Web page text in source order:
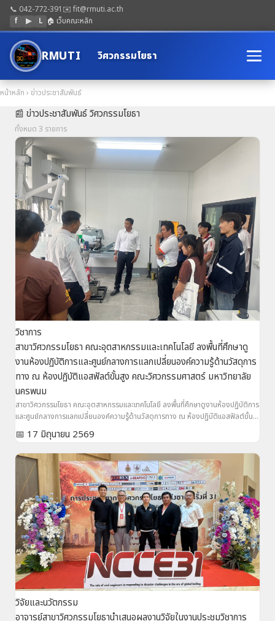
📞 042-772-391 ✉️ fit@rmuti.ac.th
f ▶ L 🏠 เว็บคณะหลัก
RMUTI วิศวกรรมโยธา
หน้าหลัก › ข่าวประชาสัมพันธ์
📰 ข่าวประชาสัมพันธ์ วิศวกรรมโยธา
ทั้งหมด 3 รายการ
วิชาการ
สาขาวิศวกรรมโยธา คณะอุตสาหกรรมและเทคโนโลยี ลงพื้นที่ศึกษาดู
งานห้องปฏิบัติการและศูนย์กลางการแลกเปลี่ยนองค์ความรู้ด้านวัสดุการ
ทาง ณ ห้องปฏิบัติแอสฟัลต์ขั้นสูง คณะวิศวกรรมศาสตร์ มหาวิทยาลัย
นครพนม
สาขาวิศวกรรมโยธา คณะอุตสาหกรรมและเทคโนโลยี ลงพื้นที่ศึกษาดูงานห้องปฏิบัติการ
และศูนย์กลางการแลกเปลี่ยนองค์ความรู้ด้านวัสดุการทาง ณ ห้องปฏิบัติแอสฟัลต์ขั้น
สูง คณะวิศวกรรมศาสตร์ มหาวิทยาลัยนครพนม
📅 17 มิถุนายน 2569
วิจัยและนวัตกรรม
อาจารย์สาขาวิศวกรรมโยธานำเสนอผลงานวิจัยในงานประชุมวิชาการ